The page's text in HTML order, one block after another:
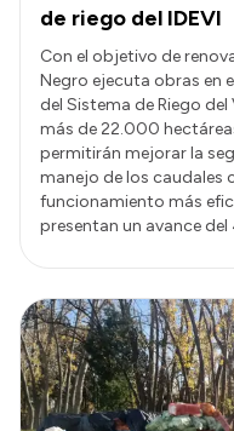
de riego del IDEVI
Con el objetivo de
Negro ejecuta obras en
del Sistema de Riego
más de 22.000
permitirán mejorar la
manejo de los caudales
funcionamiento más
presentan un avance del